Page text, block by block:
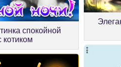
спокойной
котиком